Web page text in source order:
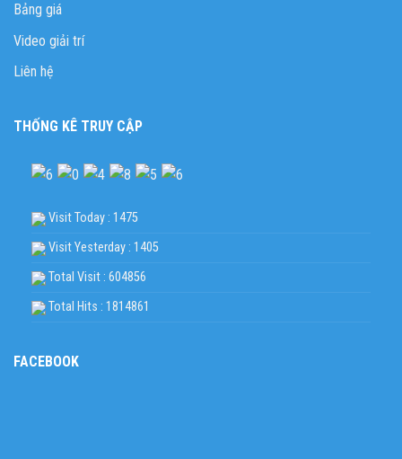
Bảng giá
Video giải trí
Liên hệ
THỐNG KÊ TRUY CẬP
Visit Today : 1475
Visit Yesterday : 1405
Total Visit : 604856
Total Hits : 1814861
FACEBOOK